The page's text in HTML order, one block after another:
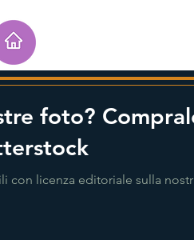
foto?
con licenza editoriale sulla